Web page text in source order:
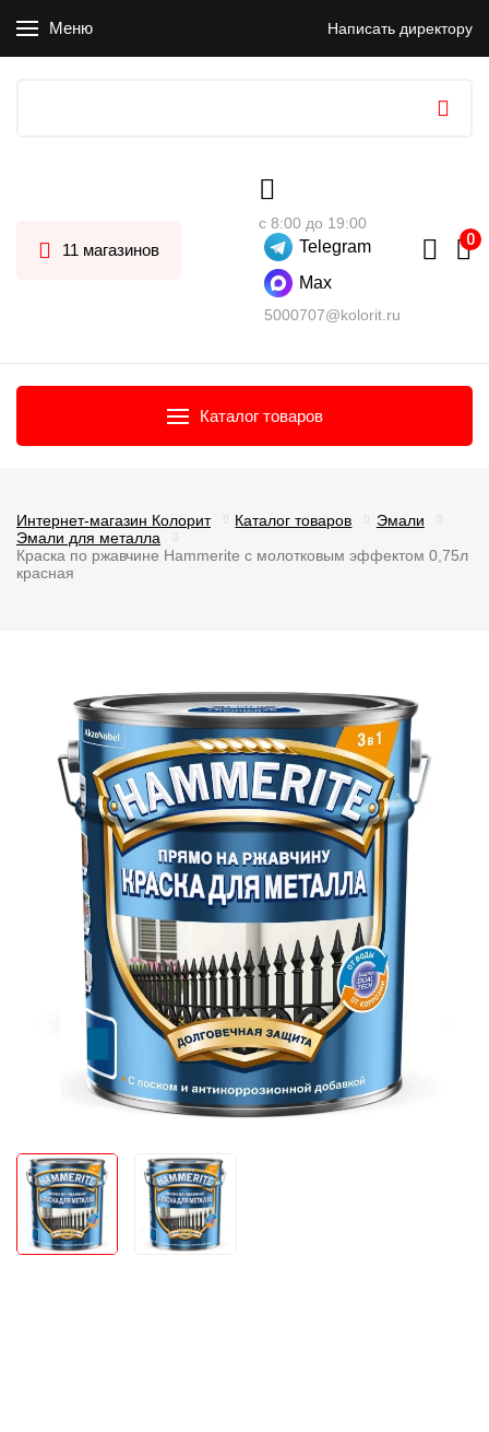
Меню Написать директору
11 магазинов
с 8:00 до 19:00
Telegram
Max
5000707@kolorit.ru
Каталог товаров
Интернет-магазин Колорит Каталог товаров
Эмали
Эмали для металла
Краска по ржавчине Hammerite с молотковым эффектом 0,75л
красная